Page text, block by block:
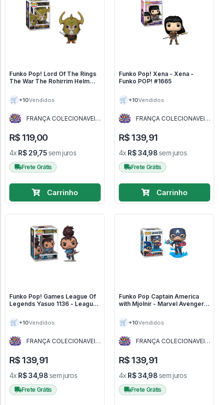
Funko Pop! Lord Of The Rings
The War The Rohirrim Helm
🛒 +10Vendidos
FRANÇA COLECIONAVEIS
R$ 119,00
4x R$ 29,75sem juros
Frete Grátis
Carrinho
Funko Pop! Xena - Xena -
Funko POP! #1665
🛒 +10Vendidos
FRANÇA COLECIONAVEIS
R$ 139,91
4x R$ 34,98sem juros
Frete Grátis
Carrinho
Funko Pop! Games League Of
Legends Yasuo 1136 - League
🛒 +10Vendidos
FRANÇA COLECIONAVEIS
R$ 139,91
4x R$ 34,98sem juros
Frete Grátis
Funko Pop Captain America
with Mjolnir - Marvel Avengers
🛒 +10Vendidos
FRANÇA COLECIONAVEIS
R$ 139,91
4x R$ 34,98sem juros
Frete Grátis